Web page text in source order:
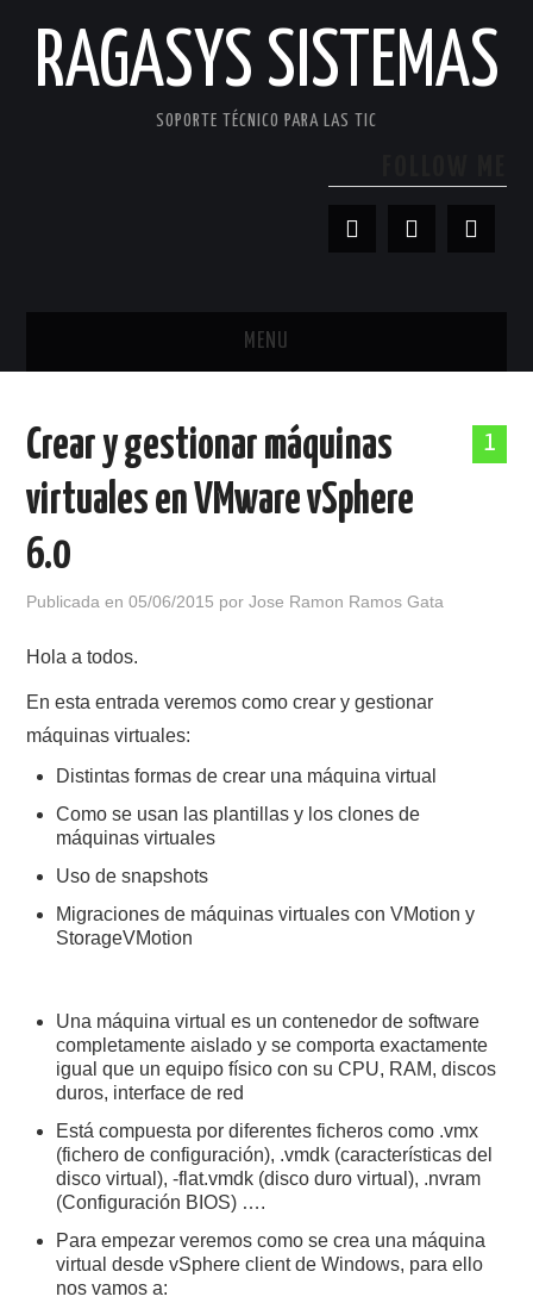
RAGASYS SISTEMAS
SOPORTE TÉCNICO PARA LAS TIC
MENU
ACERCA DE
1
Crear y gestionar máquinas
virtuales en VMware vSphere
6.0
Publicada en05/06/2015 porJose Ramon Ramos Gata
Hola a todos.
En esta entrada veremos como crear y gestionar
máquinas virtuales:
Distintas formas de crear una máquina virtual
Como se usan las plantillas y los clones de
máquinas virtuales
Uso de snapshots
Migraciones de máquinas virtuales con VMotion y
StorageVMotion
Una máquina virtual es un contenedor de software
completamente aislado y se comporta exactamente
igual que un equipo físico con su CPU, RAM, discos
duros, interface de red
Está compuesta por diferentes ficheros como .vmx
(fichero de configuración), .vmdk (características del
disco virtual), -flat.vmdk (disco duro virtual), .nvram
(Configuración BIOS) ….
Para empezar veremos como se crea una máquina
virtual desde vSphere client de Windows, para ello
nos vamos a: